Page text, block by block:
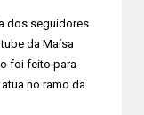
dos seguidores
da Maísa
foi feito para
no ramo da